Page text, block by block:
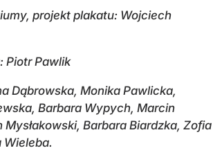
projekt plakatu: Wojciech
Piotr Pawlik
Dąbrowska, Monika Pawlicka,
Barbara Wypych, Marcin
Mysłakowski, Barbara Biardzka, Zofia
Wieleba.